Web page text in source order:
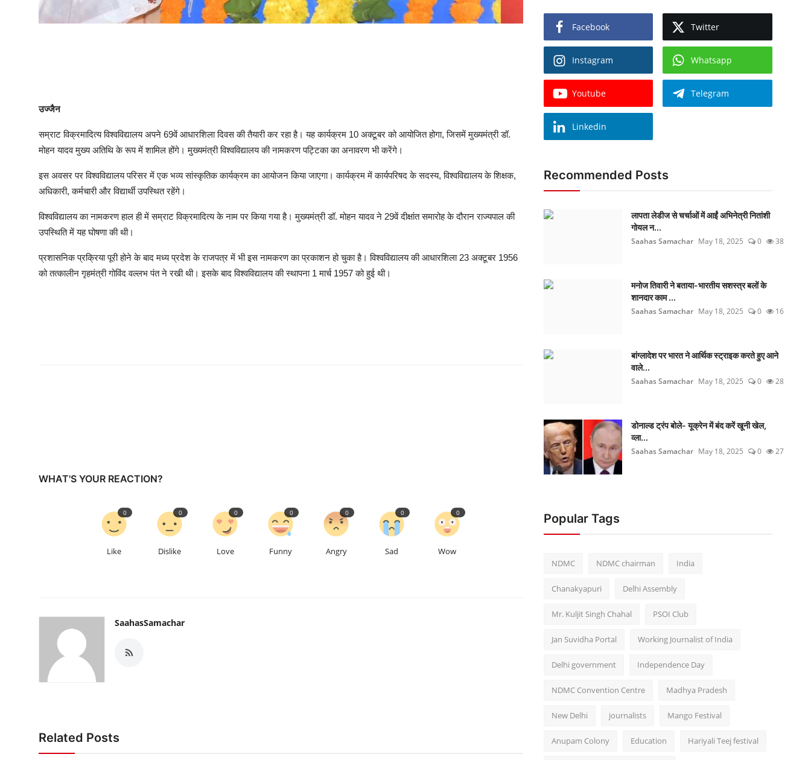
उज्जैन
सम्राट विक्रमादित्य विश्वविद्यालय अपने 69वें आधारशिला दिवस की तैयारी कर रहा है। यह कार्यक्रम 10 अक्टूबर को आयोजित होगा, जिसमें मुख्यमंत्री डॉ.
मोहन यादव मुख्य अतिथि के रूप में शामिल होंगे। मुख्यमंत्री विश्वविद्यालय की नामकरण पट्टिका का अनावरण भी करेंगे।
इस अवसर पर विश्वविद्यालय परिसर में एक भव्य सांस्कृतिक कार्यक्रम का आयोजन किया जाएगा। कार्यक्रम में कार्यपरिषद के सदस्य, विश्वविद्यालय के शिक्षक,
अधिकारी, कर्मचारी और विद्यार्थी उपस्थित रहेंगे।
विश्वविद्यालय का नामकरण हाल ही में सम्राट विक्रमादित्य के नाम पर किया गया है। मुख्यमंत्री डॉ. मोहन यादव ने 29वें दीक्षांत समारोह के दौरान राज्यपाल की
उपस्थिति में यह घोषणा की थी।
प्रशासनिक प्रक्रिया पूरी होने के बाद मध्य प्रदेश के राजपत्र में भी इस नामकरण का प्रकाशन हो चुका है। विश्वविद्यालय की आधारशिला 23 अक्टूबर 1956
को तत्कालीन गृहमंत्री गोविंद वल्लभ पंत ने रखी थी। इसके बाद विश्वविद्यालय की स्थापना 1 मार्च 1957 को हुई थी।
WHAT'S YOUR REACTION?
Like
0
Dislike
0
Love
0
Funny
0
Angry
0
Sad
0
Wow
0
SaahasSamachar
Related Posts
Facebook Twitter
Instagram Whatsapp
Youtube Telegram
Linkedin
Recommended Posts
लापता लेडीज से चर्चाओं में आईं अभिनेत्री नितांशी
गोयल न...
Saahas Samachar May 18, 2025 0 38
मनोज तिवारी ने बताया-भारतीय सशस्त्र बलों के
शानदार काम ...
Saahas Samachar May 18, 2025 0 16
बांग्लादेश पर भारत ने आर्थिक स्ट्राइक करते हुए आने
वाले...
Saahas Samachar May 18, 2025 0 28
डोनाल्ड ट्रंप बोले- यूक्रेन में बंद करें खूनी खेल,
व्ला...
Saahas Samachar May 18, 2025 0 27
Popular Tags
NDMC NDMC chairman India
Chanakyapuri Delhi Assembly
Mr. Kuljit Singh Chahal PSOI Club
Jan Suvidha Portal Working Journalist of India
Delhi government Independence Day
NDMC Convention Centre Madhya Pradesh
New Delhi journalists Mango Festival
Anupam Colony Education Hariyali Teej festival